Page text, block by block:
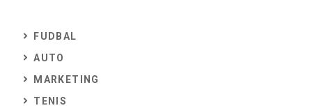
FUDBAL
AUTO
MARKETING
TENIS